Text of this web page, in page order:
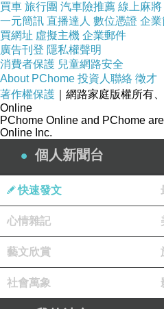
買車 旅行團 汽車險推薦 線上麻將
一元簡訊 直播達人 數位憑證 企
買網址 虛擬主機 企業郵件
廣告刊登 隱私權聲明
消費者保護 兒童網路安全
About PChome 投資人聯絡 徵才
著作權保護 ｜網路家庭版權所有
Online
PChome Online and PChome
Online Inc.
個人新聞台
快速發文
心情雜記
藝文欣賞
社會萬象